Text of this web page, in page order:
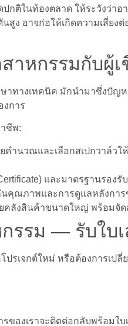
ติในท้องตลาด ให้ระวังว่าอ
สูง อาจก่อให้เกิดความเสี่ย
าหกรรมกับผู้
าทางเทคนิค มักนำมาซึ่งปัญห
งการ
ชีพ:
คำนวณและเลือกสเปกวาล์ว
และมาตรฐานรอง
นคุณภาพและการดูแลหลังการ
คลังสินค้าขนาดใหญ่ พร้อมจัด
รรม — รับใบ
ปรเจกต์ใหม่ หรือต้องการเป
ของเราจะติดต่อกลับพร้อมใ